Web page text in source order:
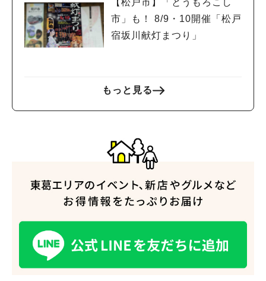
【松戸市】「とうもろこし
市」も！ 8/9・10開催「松戸
宿坂川献灯まつり」
もっと見る